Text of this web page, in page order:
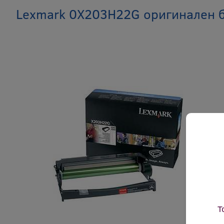
Lexmark 0X203H22G оригинален